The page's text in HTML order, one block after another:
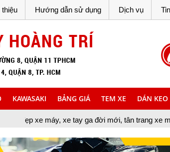
Hướng dẫn sử dụng Dịch vụ
KAWASAKI BẢNG GIÁ TEM XE DÁN KEO
tay ga đời mới, tân trang xe máy, cung cấp đồ